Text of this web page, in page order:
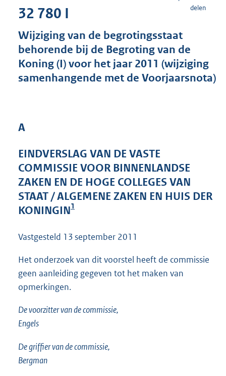
d
s
g
r
o
K
b
32 780 I
Wijziging van de begrotingsstaat
behorende bij de Begroting van de
Koning (I) voor het jaar 2011 (wijziging
samenhangende met de Voorjaarsnota)
A
EINDVERSLAG VAN DE VASTE
COMMISSIE VOOR BINNENLANDSE
ZAKEN EN DE HOGE COLLEGES VAN
STAAT / ALGEMENE ZAKEN EN HUIS DER
KONINGIN1
Vastgesteld 13 september 2011
Het onderzoek van dit voorstel heeft de commissie
geen aanleiding gegeven tot het maken van
opmerkingen.
De voorzitter van de commissie,
Engels
De griffier van de commissie,
Bergman